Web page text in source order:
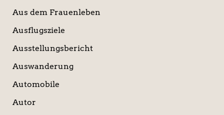
Aus dem Frauenleben
Ausflugsziele
Ausstellungsbericht
Auswanderung
Automobile
Autor